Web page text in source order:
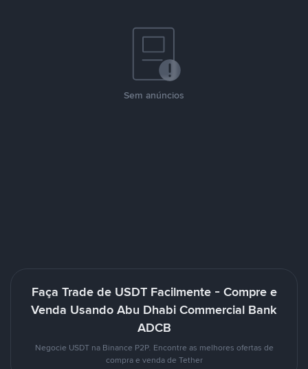
Sem anúncios
Faça Trade de USDT Facilmente - Compre e
Venda Usando Abu Dhabi Commercial Bank
ADCB
Negocie USDT na Binance P2P. Encontre as melhores ofertas de
compra e venda de Tether